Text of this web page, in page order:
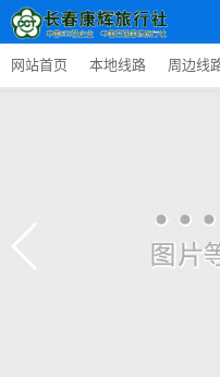
网站首页 本地线路 周边线